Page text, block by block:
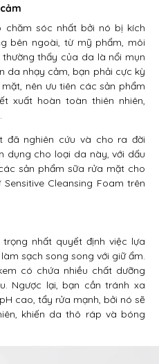
sóc nhất bởi nó bị kích
bên ngoài, từ mỹ phẩm, môi
thấy của da là nổi mụn
da nhạy cảm, bạn phải cực kỳ
nên ưu tiên các sản phẩm
xuất hoàn toàn thiên nhiên,
đã nghiên cứu và cho ra đời
dụng cho loại da này, với dấu
sản phẩm sữa rửa mặt cho
Cleansing Foam trên
nhất quyết định việc lựa
sạch song song với giữ ẩm.
có chứa nhiều chất dưỡng
Ngược lại, bạn cần tránh xa
cao, tẩy rửa mạnh, bởi nó sẽ
khiến da thô ráp và bóng